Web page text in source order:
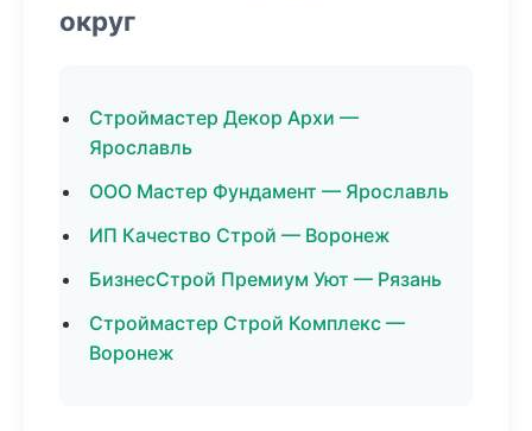
округ
Строймастер Декор Архи —
Ярославль
ООО Мастер Фундамент — Ярославль
ИП Качество Строй — Воронеж
БизнесСтрой Премиум Уют — Рязань
Строймастер Строй Комплекс —
Воронеж